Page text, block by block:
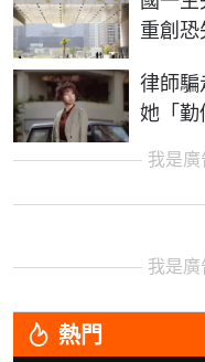
重創
律師騙
她「勤
我是廣
我是廣
熱門